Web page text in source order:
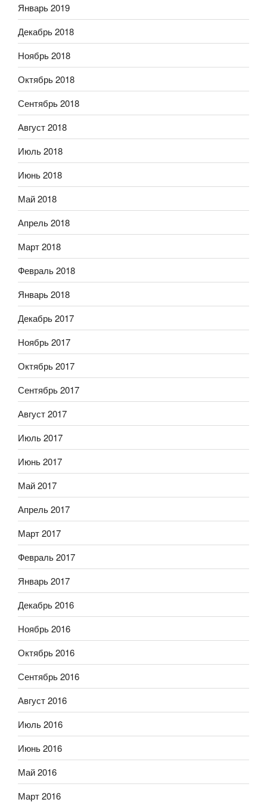
Январь 2019
Декабрь 2018
Ноябрь 2018
Октябрь 2018
Сентябрь 2018
Август 2018
Июль 2018
Июнь 2018
Май 2018
Апрель 2018
Март 2018
Февраль 2018
Январь 2018
Декабрь 2017
Ноябрь 2017
Октябрь 2017
Сентябрь 2017
Август 2017
Июль 2017
Июнь 2017
Май 2017
Апрель 2017
Март 2017
Февраль 2017
Январь 2017
Декабрь 2016
Ноябрь 2016
Октябрь 2016
Сентябрь 2016
Август 2016
Июль 2016
Июнь 2016
Май 2016
Март 2016